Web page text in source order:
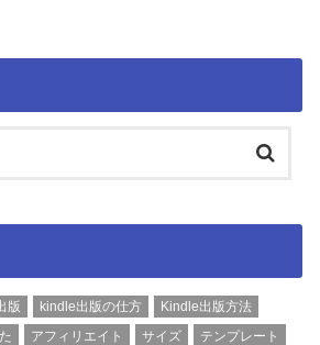
版 kindle出版の仕方
Kindle出版方法
アフィリエイト サイズ テンプレート